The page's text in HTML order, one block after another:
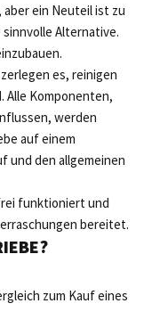
ein Neuteil ist zu
Alternative.
es, reinigen
Alle Komponenten,
werden
auf einem
und den allgemeinen
funktioniert und
bereitet.
zum Kauf eines